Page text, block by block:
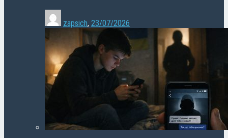
zapsich, 23/07/2026